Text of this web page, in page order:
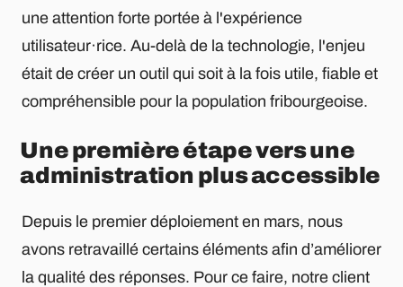
une attention forte portée à l'expérience
utilisateur·rice. Au-delà de la technologie, l'enjeu
était de créer un outil qui soit à la fois utile, fiable et
compréhensible pour la population fribourgeoise.
Une première étape vers une
administration plus accessible
Depuis le premier déploiement en mars, nous
avons retravaillé certains éléments afin d’améliorer
la qualité des réponses. Pour ce faire, notre client